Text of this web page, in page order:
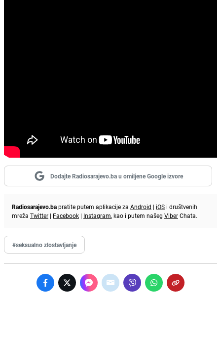
Dodajte Radiosarajevo.ba u omiljene Google izvore
Radiosarajevo.bapratite putem aplikacije za Android | iOS i društvenih
mreža Twitter | Facebook | Instagram, kao i putem našeg ViberChata.
#seksualno zlostavljanje